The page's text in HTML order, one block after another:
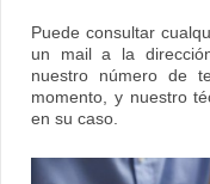
Puede consultar
un mail a la
nuestro número de
momento, y nuestro
en su caso.